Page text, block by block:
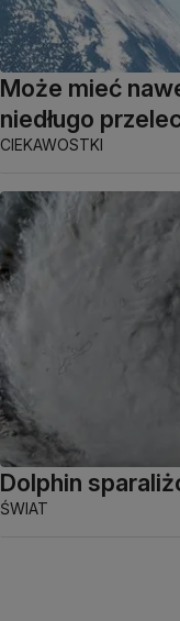
Może mieć
niedługo
CIEKAWOSTKI
Dolphin
ŚWIAT